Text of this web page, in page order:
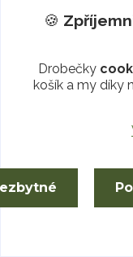
rodochrozit
Minerály
🍪
Drobečky
košík a my díky